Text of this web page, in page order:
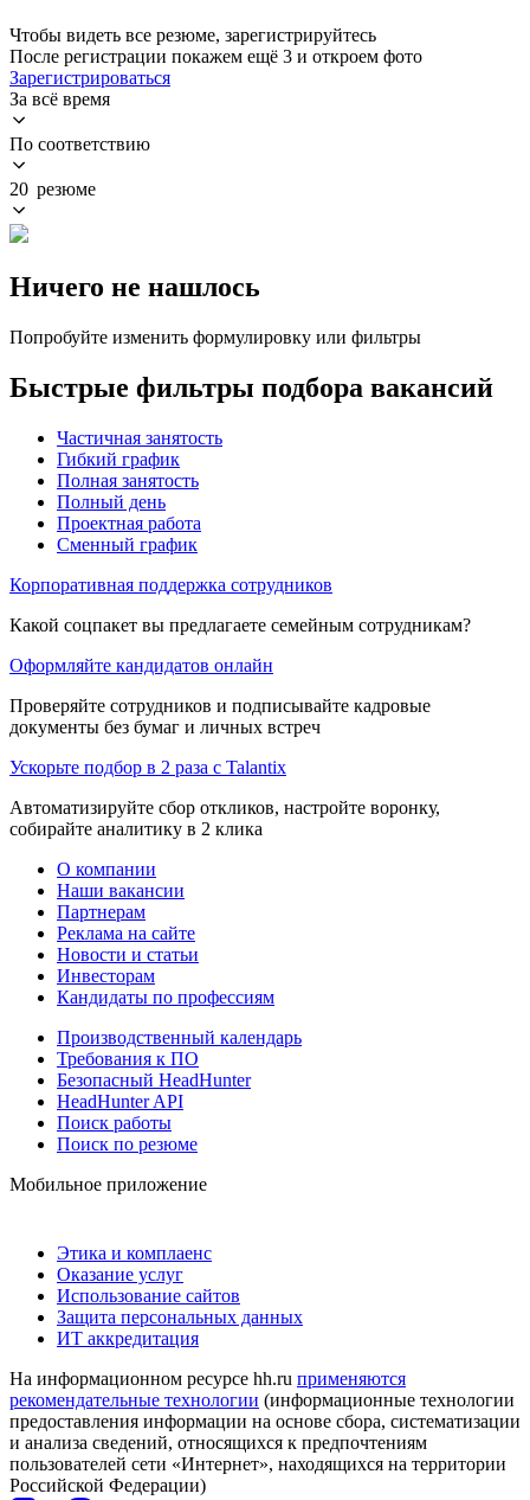
Чтобы видеть все резюме, зарегистрируйтесь
После регистрации покажем ещё 3 и откроем фото
Зарегистрироваться
За всё время
По соответствию
20 резюме
Ничего не нашлось
Попробуйте изменить формулировку или фильтры
Быстрые фильтры подбора вакансий
Частичная занятость
Гибкий график
Полная занятость
Полный день
Проектная работа
Сменный график
Корпоративная поддержка сотрудников
Какой соцпакет вы предлагаете семейным сотрудникам?
Оформляйте кандидатов онлайн
Проверяйте сотрудников и подписывайте кадровые
документы без бумаг и личных встреч
Ускорьте подбор в 2 раза с Talantix
Автоматизируйте сбор откликов, настройте воронку,
собирайте аналитику в 2 клика
О компании
Наши вакансии
Партнерам
Реклама на сайте
Новости и статьи
Инвесторам
Кандидаты по профессиям
Производственный календарь
Требования к ПО
Безопасный HeadHunter
HeadHunter API
Поиск работы
Поиск по резюме
Мобильное приложение
Этика и комплаенс
Оказание услуг
Использование сайтов
Защита персональных данных
ИТ аккредитация
На информационном ресурсе hh.ru применяются
рекомендательные технологии (информационные технологии
предоставления информации на основе сбора, систематизации
и анализа сведений, относящихся к предпочтениям
пользователей сети «Интернет», находящихся на территории
Российской Федерации)